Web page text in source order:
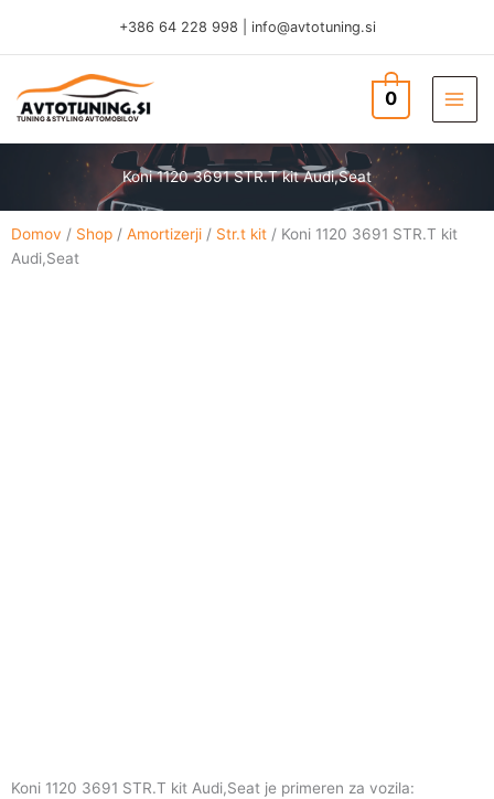
content
+386 64 228 998 info@avtotuning.si
TUNING & STYLING AVTOMOBILOV
0
Koni 1120 3691 STR.T kit Audi,Seat
Domov / Shop / Amortizerji / Str.t kit / Koni 1120 3691 STR.T kit
Audi,Seat
Koni 1120 3691 STR.T kit Audi,Seat je primeren za vozila: